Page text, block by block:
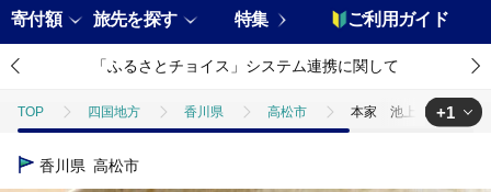
寄付額 旅先を探す 特集 ご利用ガイド
「ふるさとチョイス」システム連携に関して
TOP 四国地方 香川県 高松市 本家 池上製麺所 生う
TOP
+1
香川県 高松市